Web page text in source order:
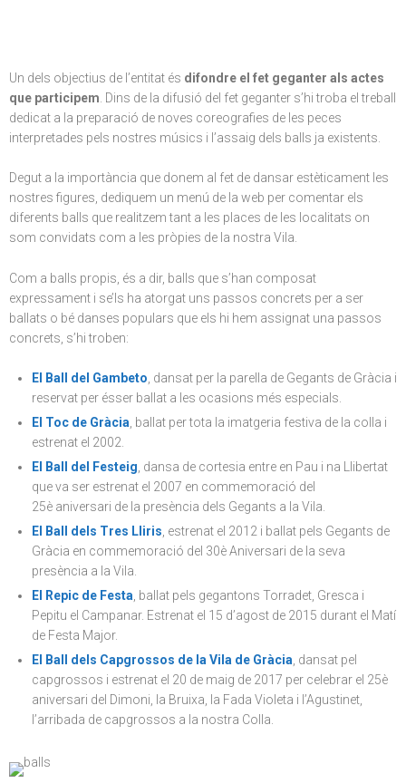
Un dels objectius de l’entitat és difondre el fet geganter als actes
que participem . Dins de la difusió del fet geganter s’hi troba el treball
dedicat a la preparació de noves coreografies de les peces
interpretades pels nostres músics i l’assaig dels balls ja existents.
Degut a la importància que donem al fet de dansar estèticament les
nostres figures, dediquem un menú de la web per comentar els
diferents balls que realitzem tant a les places de les localitats on
som convidats com a les pròpies de la nostra Vila.
Com a balls propis, és a dir, balls que s’han composat
expressament i se’ls ha atorgat uns passos concrets per a ser
ballats o bé danses populars que els hi hem assignat una passos
concrets, s’hi troben:
El Ball del Gambeto , dansat per la parella de Gegants de Gràcia i
reservat per ésser ballat a les ocasions més especials.
El Toc de Gràcia , ballat per tota la imatgeria festiva de la colla i
estrenat el 2002.
El Ball del Festeig , dansa de cortesia entre en Pau i na Llibertat
que va ser estrenat el 2007 en commemoració del
25è aniversari de la presència dels Gegants a la Vila.
El Ball dels Tres Lliris , estrenat el 2012 i ballat pels Gegants de
Gràcia en commemoració del 30è Aniversari de la seva
presència a la Vila.
El Repic de Festa , ballat pels gegantons Torradet, Gresca i
Pepitu el Campanar. Estrenat el 15 d’agost de 2015 durant el Matí
de Festa Major.
El Ball dels Capgrossos de la Vila de Gràcia , dansat pel
capgrossos i estrenat el 20 de maig de 2017 per celebrar el 25è
aniversari del Dimoni, la Bruixa, la Fada Violeta i l’Agustinet,
l’arribada de capgrossos a la nostra Colla.